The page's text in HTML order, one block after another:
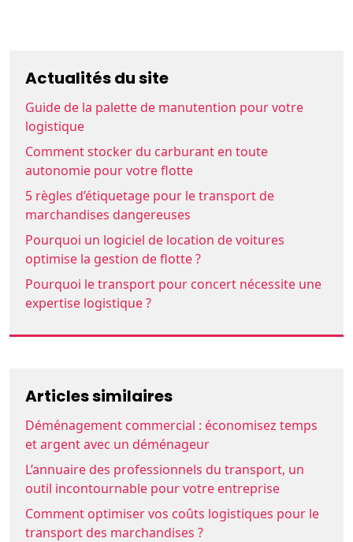
Actualités du site
Guide de la palette de manutention pour votre
logistique
Comment stocker du carburant en toute
autonomie pour votre flotte
5 règles d’étiquetage pour le transport de
marchandises dangereuses
Pourquoi un logiciel de location de voitures
optimise la gestion de flotte ?
Pourquoi le transport pour concert nécessite une
expertise logistique ?
Articles similaires
Déménagement commercial : économisez temps
et argent avec un déménageur
L’annuaire des professionnels du transport, un
outil incontournable pour votre entreprise
Comment optimiser vos coûts logistiques pour le
transport des marchandises ?